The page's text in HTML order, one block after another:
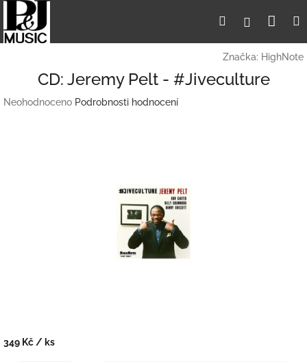
obsah
HledatPřihlášení
Značka: HighNote
CD: Jeremy Pelt - #Jiveculture
Průměrné
Neohodnoceno Podrobnosti hodnocení
349 Kč / ks